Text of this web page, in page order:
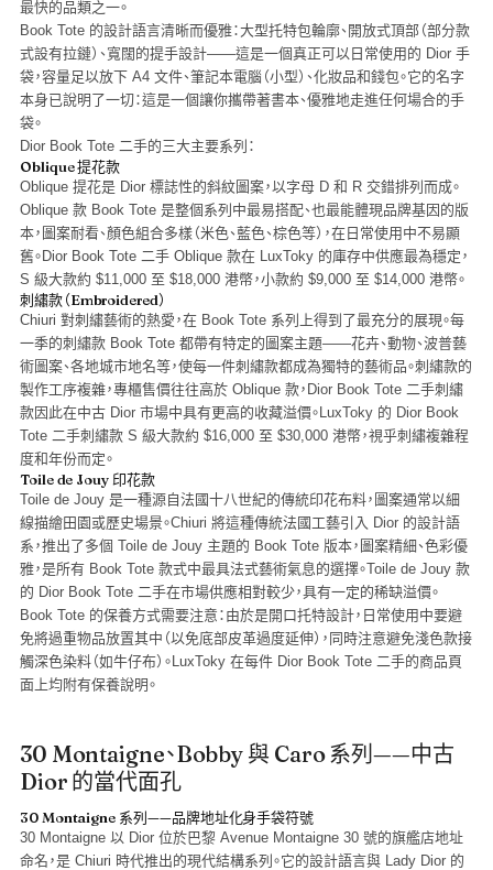
最快的品類之一。
Book Tote 的設計語言清晰而優雅：大型托特包輪廓、開放式頂部（部分款
式設有拉鏈）、寬闊的提手設計——這是一個真正可以日常使用的 Dior 手
袋，容量足以放下 A4 文件、筆記本電腦（小型）、化妝品和錢包。它的名字
本身已說明了一切：這是一個讓你攜帶著書本、優雅地走進任何場合的手
袋。
Dior Book Tote 二手的三大主要系列：
Oblique 提花款
Oblique 提花是 Dior 標誌性的斜紋圖案，以字母 D 和 R 交錯排列而成。
Oblique 款 Book Tote 是整個系列中最易搭配、也最能體現品牌基因的版
本，圖案耐看、顏色組合多樣（米色、藍色、棕色等），在日常使用中不易顯
舊。Dior Book Tote 二手 Oblique 款在 LuxToky 的庫存中供應最為穩定，
S 級大款約 $11,000 至 $18,000 港幣，小款約 $9,000 至 $14,000 港幣。
刺繡款（Embroidered）
Chiuri 對刺繡藝術的熱愛，在 Book Tote 系列上得到了最充分的展現。每
一季的刺繡款 Book Tote 都帶有特定的圖案主題——花卉、動物、波普藝
術圖案、各地城市地名等，使每一件刺繡款都成為獨特的藝術品。刺繡款的
製作工序複雜，專櫃售價往往高於 Oblique 款，Dior Book Tote 二手刺繡
款因此在中古 Dior 市場中具有更高的收藏溢價。LuxToky 的 Dior Book
Tote 二手刺繡款 S 級大款約 $16,000 至 $30,000 港幣，視乎刺繡複雜程
度和年份而定。
Toile de Jouy 印花款
Toile de Jouy 是一種源自法國十八世紀的傳統印花布料，圖案通常以細
線描繪田園或歷史場景。Chiuri 將這種傳統法國工藝引入 Dior 的設計語
系，推出了多個 Toile de Jouy 主題的 Book Tote 版本，圖案精細、色彩優
雅，是所有 Book Tote 款式中最具法式藝術氣息的選擇。Toile de Jouy 款
的 Dior Book Tote 二手在市場供應相對較少，具有一定的稀缺溢價。
Book Tote 的保養方式需要注意：由於是開口托特設計，日常使用中要避
免將過重物品放置其中（以免底部皮革過度延伸），同時注意避免淺色款接
觸深色染料（如牛仔布）。LuxToky 在每件 Dior Book Tote 二手的商品頁
面上均附有保養說明。
30 Montaigne、Bobby 與 Caro 系列——中古
Dior 的當代面孔
30 Montaigne 系列——品牌地址化身手袋符號
30 Montaigne 以 Dior 位於巴黎 Avenue Montaigne 30 號的旗艦店地址
命名，是 Chiuri 時代推出的現代結構系列。它的設計語言與 Lady Dior 的